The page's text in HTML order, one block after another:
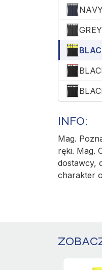
INFO:
Mag.
ręki. Mag.
dostawcy,
charakter